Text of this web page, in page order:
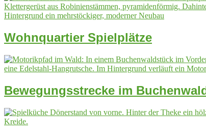
Wohnquartier Spielplätze
Bewegungsstrecke im